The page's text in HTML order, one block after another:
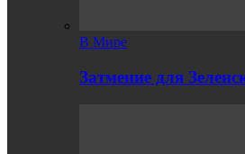
В Мире
Затмение для